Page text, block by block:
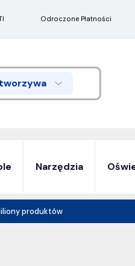
Odroczone Płatności
Narzędzia
produktów